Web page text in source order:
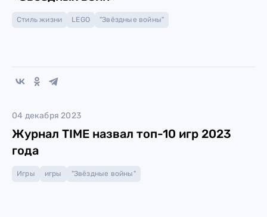
Стиль жизни LEGO "Звёздные войны"
04 декабря 2023
Журнал TIME назвал топ-10 игр 2023
года
Игры игры "Звёздные войны"